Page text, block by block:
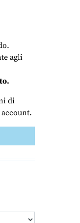
agli
di
account.